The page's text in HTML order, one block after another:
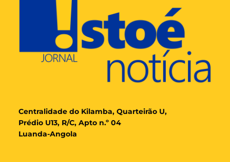
Centralidade do Kilamba, Quarteirão U,
Prédio U13, R/C, Apto n.º 04
Luanda-Angola